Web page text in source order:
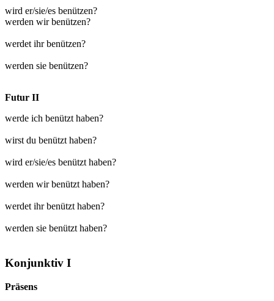
wird er/sie/es benützen?
werden wir benützen?
werdet ihr benützen?
werden sie benützen?
Futur II
werde ich benützt haben?
wirst du benützt haben?
wird er/sie/es benützt haben?
werden wir benützt haben?
werdet ihr benützt haben?
werden sie benützt haben?
Konjunktiv I
Präsens